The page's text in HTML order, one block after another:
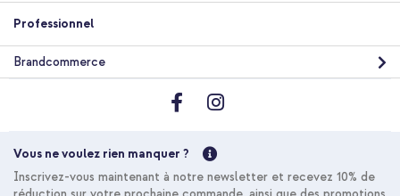
Professionnel
Brandcommerce
Vous ne voulez rien manquer ?
Inscrivez-vous maintenant à notre newsletter et recevez 10% de